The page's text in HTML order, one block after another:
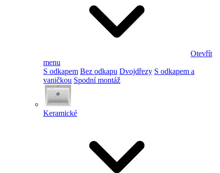
Otevřít
menu
S odkapem Bez odkapu Dvojdřezy S odkapem a
vaničkou Spodní montáž
Keramické